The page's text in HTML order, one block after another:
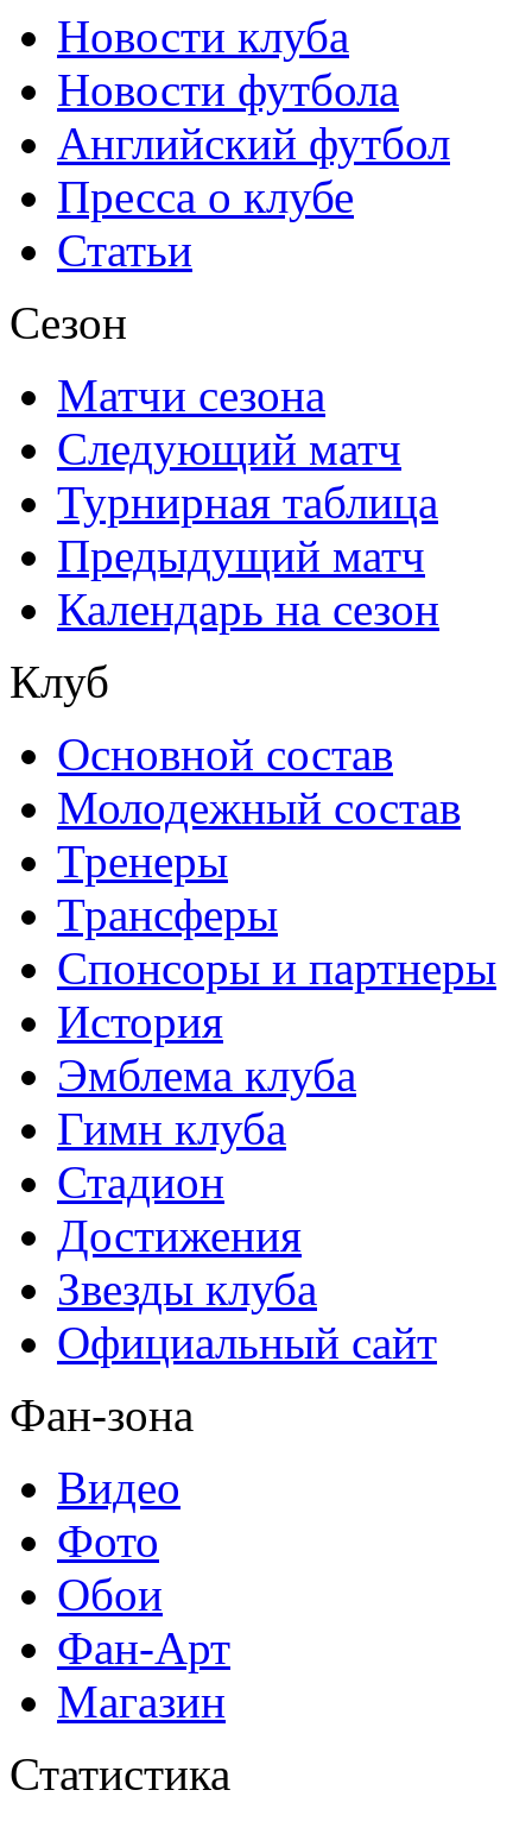
Новости клуба
Новости футбола
Английский футбол
Пресса о клубе
Статьи
Сезон
Матчи сезона
Следующий матч
Турнирная таблица
Предыдущий матч
Календарь на сезон
Клуб
Основной состав
Молодежный состав
Тренеры
Трансферы
Спонсоры и партнеры
История
Эмблема клуба
Гимн клуба
Стадион
Достижения
Звезды клуба
Официальный сайт
Фан-зона
Видео
Фото
Обои
Фан-Арт
Магазин
Статистика